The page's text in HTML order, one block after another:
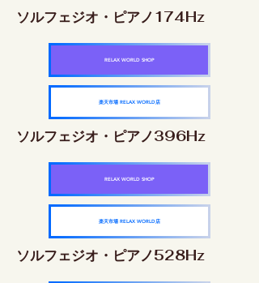
ソルフェジオ・ピアノ174Hz
RELAX WORLD SHOP
楽天市場 RELAX WORLD店
ソルフェジオ・ピアノ396Hz
RELAX WORLD SHOP
楽天市場 RELAX WORLD店
ソルフェジオ・ピアノ528Hz